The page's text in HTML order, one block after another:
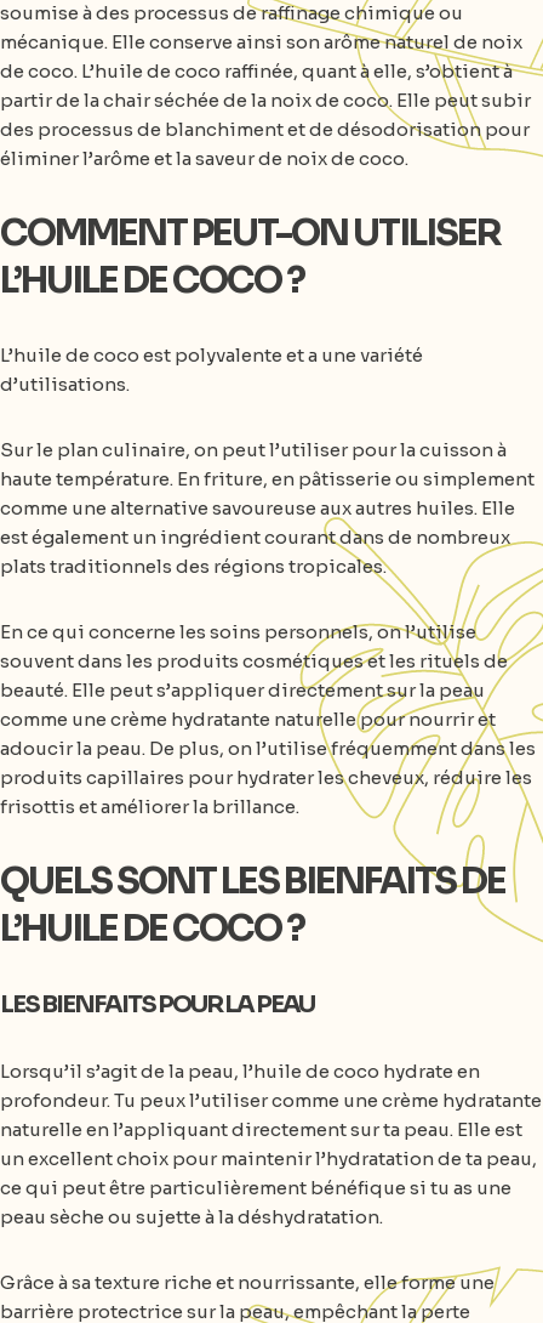
soumise à des processus de raffinage chimique ou
mécanique. Elle conserve ainsi son arôme naturel de noix
de coco. L’huile de coco raffinée, quant à elle, s’obtient à
partir de la chair séchée de la noix de coco. Elle peut subir
des processus de blanchiment et de désodorisation pour
éliminer l’arôme et la saveur de noix de coco.
COMMENT PEUT-ON UTILISER
L’HUILE DE COCO ?
L’huile de coco est polyvalente et a une variété
d’utilisations.
Sur le plan culinaire, on peut l’utiliser pour la cuisson à
haute température. En friture, en pâtisserie ou simplement
comme une alternative savoureuse aux autres huiles. Elle
est également un ingrédient courant dans de nombreux
plats traditionnels des régions tropicales.
En ce qui concerne les soins personnels, on l’utilise
souvent dans les produits cosmétiques et les rituels de
beauté. Elle peut s’appliquer directement sur la peau
comme une crème hydratante naturelle pour nourrir et
adoucir la peau. De plus, on l’utilise fréquemment dans les
produits capillaires pour hydrater les cheveux, réduire les
frisottis et améliorer la brillance.
QUELS SONT LES BIENFAITS DE
L’HUILE DE COCO ?
LES BIENFAITS POUR LA PEAU
Lorsqu’il s’agit de la peau, l’huile de coco hydrate en
profondeur. Tu peux l’utiliser comme une crème hydratante
naturelle en l’appliquant directement sur ta peau. Elle est
un excellent choix pour maintenir l’hydratation de ta peau,
ce qui peut être particulièrement bénéfique si tu as une
peau sèche ou sujette à la déshydratation.
Grâce à sa texture riche et nourrissante, elle forme une
barrière protectrice sur la peau, empêchant la perte